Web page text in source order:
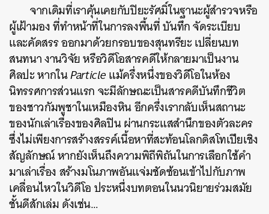
จากเดิมที่เราคุ้นเคยกับปิยะรัศมิ์ในฐานะผู้สำรวจหรือ
ผู้เฝ้ามอง ที่ทำหน้าที่ในการลงพื้นที่ บันทึก จัดระเบียบ
และคัดสรร ออกมาด้วยกรอบของสุนทรียะ เปลี่ยนบท
สนทนา งานวิจัย หรือวิดีโอสารคดีให้กลายมาเป็นงาน
ศิลปะ หากในParticleแม้ครึ่งหนึ่งของวิดีโอในห้อง
นิทรรศการส่วนแรก จะมีลักษณะเป็นสารคดีบันทึกชีวิต
ของชาวกัมพูชาในเหมืองหิน อีกครึ่งเรากลับเห็นสถานะ
ของนักเล่าเรื่องของศิลปิน ผ่านกระแสสำนึกของตัวละคร
ซึ่งไม่เพียงการสร้างสรรค์เนื้อหาที่สะท้อนโลกดิสโทเปียเชิง
สัญลักษณ์ หากยังเห็นถึงความพิถีพิถันในการเลือกใช้คำ
มาเล่าเรื่อง สร้างมโนภาพอันแจ่มชัดซ้อนเข้าไปกับภาพ
เคลื่อนไหวในวิดีโอ ประหนึ่งบทตอนในนวนิยายร่วมสมัย
ชั้นดีสักเล่ม ดังเช่น…